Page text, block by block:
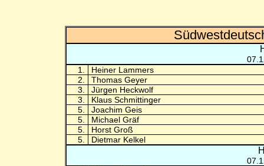
1.
Heiner Lammers
2.
Thomas Geyer
3.
Jürgen Heckwolf
3.
Klaus Schmittinger
5.
Joachim Geis
5.
Michael Gräf
5.
Horst Groß
5.
Dietmar Kelkel